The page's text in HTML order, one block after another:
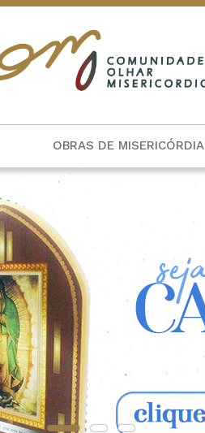
OBRAS DE MISERICÓRDIA